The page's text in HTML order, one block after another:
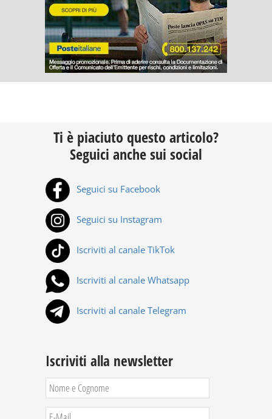
Ti è piaciuto questo articolo?
Seguici anche sui social
Seguici su Facebook
Seguici su Instagram
Iscriviti al canale TikTok
Iscriviti al canale Whatsapp
Iscriviti al canale Telegram
Iscriviti alla newsletter